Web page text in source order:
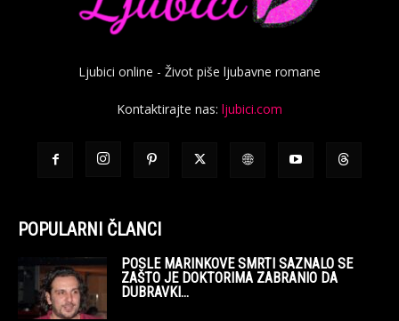
Ljubici online - Život piše ljubavne romane
Kontaktirajte nas: ljubici.com
POPULARNI ČLANCI
POSLE MARINKOVE SMRTI SAZNALO SE
ZAŠTO JE DOKTORIMA ZABRANIO DA
DUBRAVKI...